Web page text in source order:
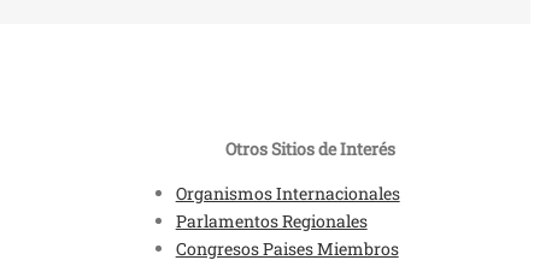
Otros Sitios de Interés
Organismos Internacionales
Parlamentos Regionales
Congresos Paises Miembros